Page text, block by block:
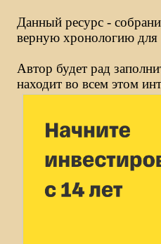
Данный ресурс -
верную хронологию для
Автор будет рад
находит во всем этом